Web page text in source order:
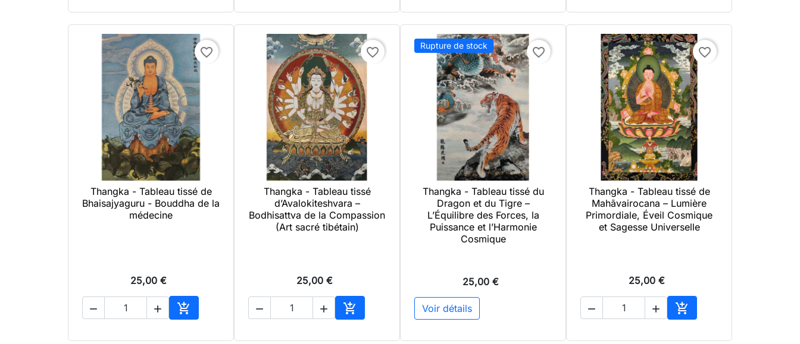
favorite_border
 Aperçu rapide
Thangka - Tableau tissé de
Bhaisajyaguru - Bouddha de la
médecine
25,00 €
  
Ajouter au panier
favorite_border
 Aperçu rapide
Thangka - Tableau tissé
d’Avalokiteshvara –
Bodhisattva de la Compassion
(Art sacré tibétain)
25,00 €
  
Ajouter au panier
Rupture de stock favorite_border
 Aperçu rapide
Thangka - Tableau tissé du
Dragon et du Tigre –
L’Équilibre des Forces, la
Puissance et l’Harmonie
Cosmique
25,00 €
Voir détails
favorite_border
 Aperçu rapide
Thangka - Tableau tissé de
Mahāvairocana – Lumière
Primordiale, Éveil Cosmique
et Sagesse Universelle
25,00 €
  
Ajouter au panier